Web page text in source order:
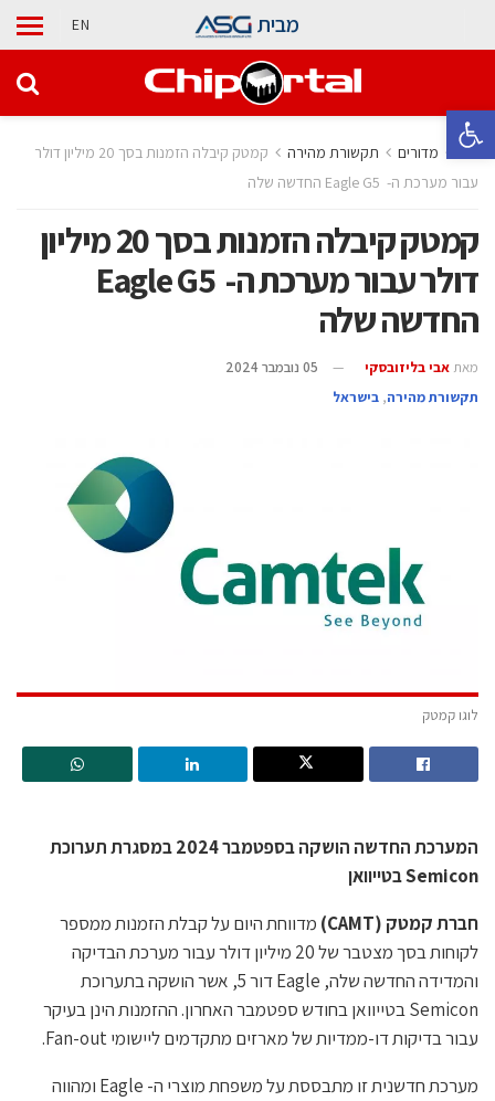
פתח סרגל נגישות
מבית EN
בית מדורים תקשורת מהירה
קמטק קיבלה הזמנות בסך 20 מיליון דולר
עבור מערכת ה- Eagle G5 החדשה שלה
קמטק קיבלה הזמנות בסך 20 מיליון
דולר עבור מערכת ה- Eagle G5
החדשה שלה
מאת אבי בליזובסקי
05 נובמבר 2024
תקשורת מהירה, בישראל
לוגו קמטק
המערכת החדשה הושקה בספטמבר 2024 במסגרת תערוכת
Semicon בטייוואן
חברת קמטק (CAMT)
מדווחת היום על קבלת הזמנות ממספר
לקוחות בסך מצטבר של 20 מיליון דולר עבור מערכת הבדיקה
והמדידה החדשה שלה, Eagle דור 5, אשר הושקה בתערוכת
Semicon בטייוואן בחודש ספטמבר האחרון. ההזמנות הינן בעיקר
עבור בדיקות דו-ממדיות של מארזים מתקדמים ליישומי Fan-out.
מערכת חדשנית זו מתבססת על משפחת מוצרי ה- Eagle ומהווה